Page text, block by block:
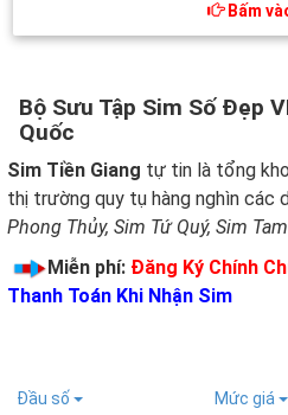
Bấm
Bộ Sưu Tập Sim Số Đẹp
Quốc
Sim Tiền Giang tự tin là tổng
thị trường quy tụ hàng nghìn các
Phong Thủy, Sim Tứ Quý, Sim
Miễn phí: Đăng Ký Chính
Thanh Toán Khi Nhận Sim
Đầu số Mức giá